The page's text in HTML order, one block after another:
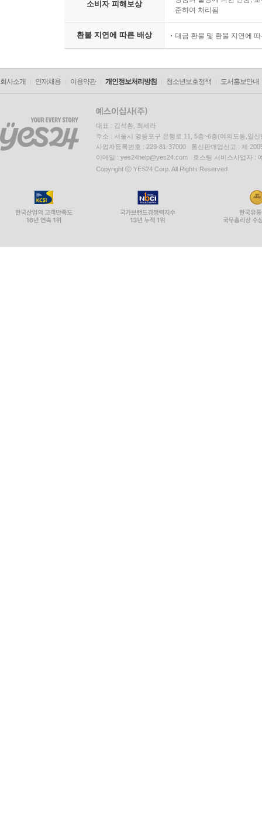
소비자 피해보상
준하여 처리됨
환불 지연에 따른 배상 대금 환불 및 환불 지연에
회사소개 인재채용 이용약관 개인정보처리방침 청소년보호정책 도서홍보안내
대표 : 김석환, 최세라
주소 : 서울시 영등포구 은행로 11, 5층~6층(여의도동,일신
사업자등록번호 : 229-81-37000 통신판매업신고 : 제
이메일 : yes24help@yes24.com 호스팅 서비스사업자 :
Copyright ⓒ YES24 Corp. All Rights Reserved.